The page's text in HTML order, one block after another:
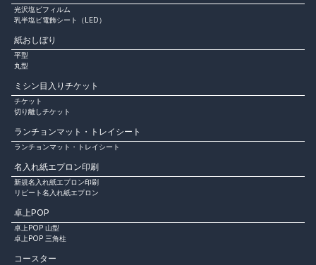
光沢塩ビフィルム
乳半塩ビ電飾シート（LED）
紙おしぼり
平型
丸型
ミシン目入りチケット
チケット
切り離しチケット
ランチョンマット・トレイシート
ランチョンマット・トレイシート
名入れ紙エプロン印刷
新規名入れ紙エプロン印刷
リピート名入れ紙エプロン
卓上POP
卓上POP 山型
卓上POP 三角柱
コースター